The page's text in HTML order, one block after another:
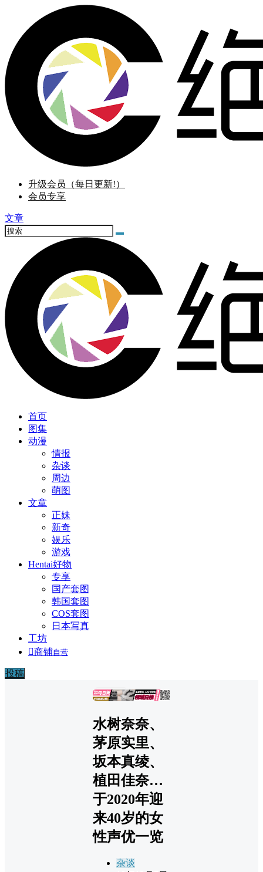
升级会员（每日更新!）
会员专享
文章
首页
图集
动漫
情报
杂谈
周边
萌图
文章
正妹
新奇
娱乐
游戏
Hentai好物
专享
国产套图
韩国套图
COS套图
日本写真
工坊
商铺自营
投稿
广告
水树奈奈、
茅原实里、
坂本真绫、
植田佳奈…
于2020年迎
来40岁的女
性声优一览
杂谈